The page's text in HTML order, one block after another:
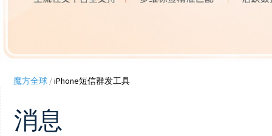
魔方全球/iPhone短信群发工具
消息